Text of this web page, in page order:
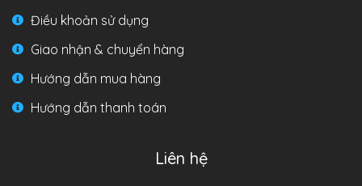
Điều khoản sử dụng
Giao nhận & chuyển hàng
Hướng dẫn mua hàng
Hướng dẫn thanh toán
Liên hệ